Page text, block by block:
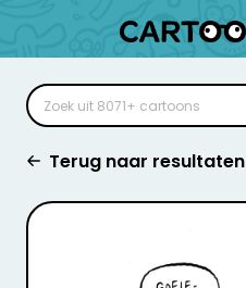
Terug naar resultaten